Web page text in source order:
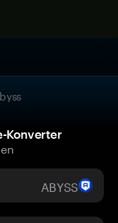
Konverter
ABYSS